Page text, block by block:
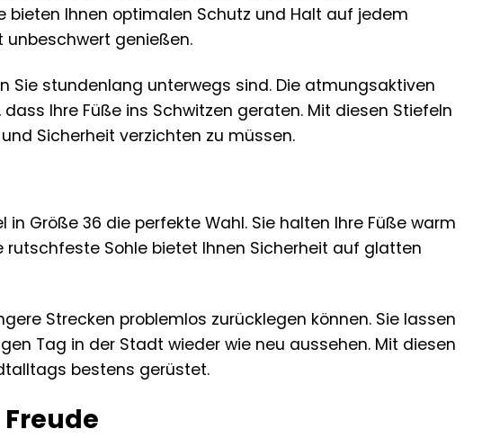
bieten Ihnen optimalen Schutz und Halt auf jedem
unbeschwert genießen.
Sie stundenlang unterwegs sind. Die atmungsaktiven
Ihre Füße ins Schwitzen geraten. Mit diesen Stiefeln
Sicherheit verzichten zu müssen.
Größe 36 die perfekte Wahl. Sie halten Ihre Füße warm
rutschfeste Sohle bietet Ihnen Sicherheit auf glatten
Strecken problemlos zurücklegen können. Sie lassen
Tag in der Stadt wieder wie neu aussehen. Mit diesen
bestens gerüstet.